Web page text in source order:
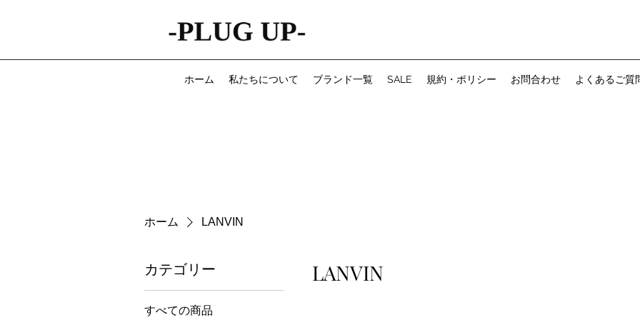
ホーム 私たちについて ブランド一覧 SALE 規約・ポリシー お問合わせ よくあるご質
ホーム LANVIN
カテゴリー
すべての商品
LANVIN